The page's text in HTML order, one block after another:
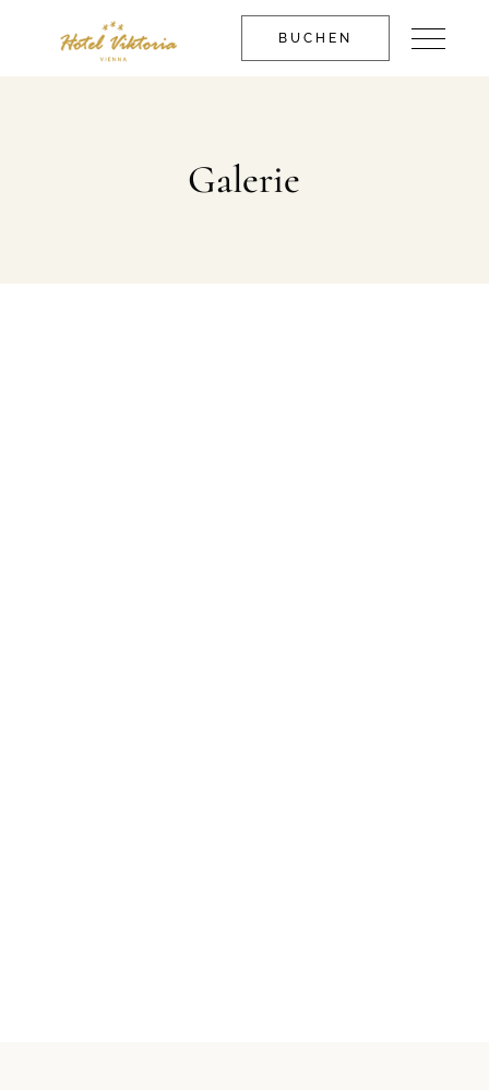
BUCHEN
Galerie